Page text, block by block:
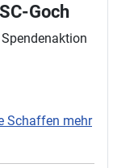
Goch
Schaffen mehr